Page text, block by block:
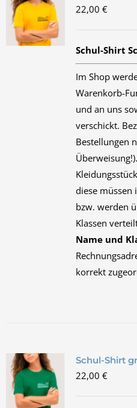
22,00 €
Schul-Shirt
Im Shop
Warenkorb-
und an uns
verschickt.
Bestellungen
diese müssen
bzw. werden
Klassen
Name und
korrekt
Schul-Shirt
22,00 €